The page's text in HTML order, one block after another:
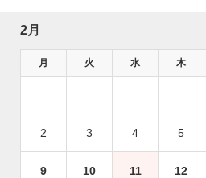
2月
月 火 水 木
2 3 4 5
9 10 11 12